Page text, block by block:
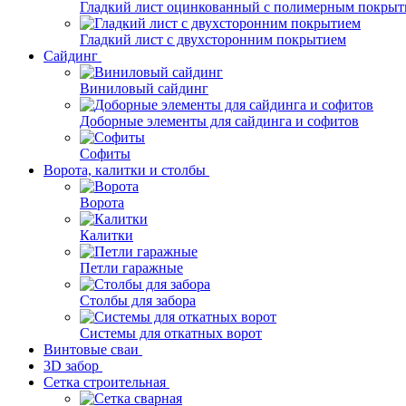
Гладкий лист оцинкованный с полимерным
Гладкий лист с двухсторонним покрытием
Сайдинг
Виниловый сайдинг
Доборные элементы для сайдинга и софитов
Софиты
Ворота, калитки и столбы
Ворота
Калитки
Петли гаражные
Столбы для забора
Системы для откатных ворот
Винтовые сваи
3D забор
Сетка строительная